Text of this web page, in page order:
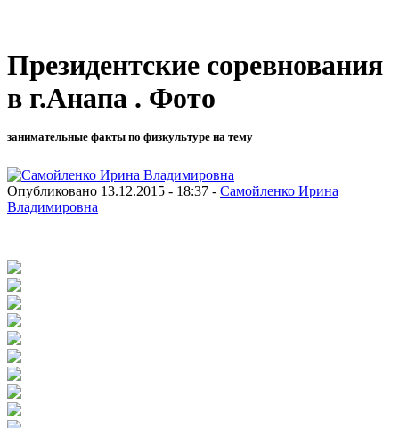
Президентские соревнования
в г.Анапа . Фото
занимательные факты по физкультуре на тему
Опубликовано 13.12.2015 - 18:37 - Самойленко Ирина
Владимировна